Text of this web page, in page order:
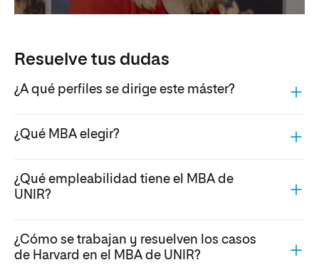
Resuelve tus dudas
¿A qué perfiles se dirige este máster?
¿Qué MBA elegir?
¿Qué empleabilidad tiene el MBA de
UNIR?
¿Cómo se trabajan y resuelven los casos
de Harvard en el MBA de UNIR?